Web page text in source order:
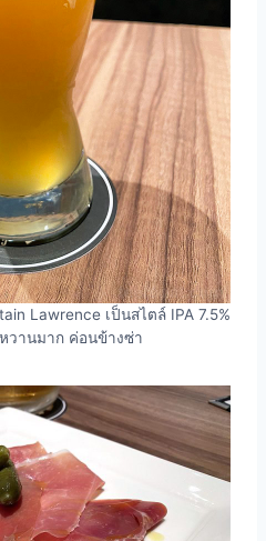
Lawrence เป็นสไตล์ IPA 7.5%
วานมาก ค่อนข้างซ่า